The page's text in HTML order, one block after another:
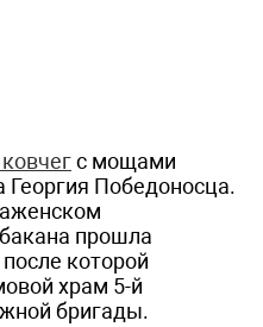
с мощами
Георгия Победоносца.
прошла
которой
храм 5-й
бригады.